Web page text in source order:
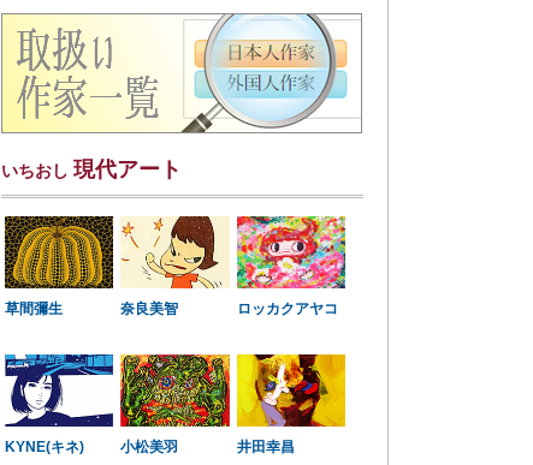
いちおし 現代アート
草間彌生 奈良美智 ロッカクアヤコ
KYNE(キネ) 小松美羽 井田幸昌